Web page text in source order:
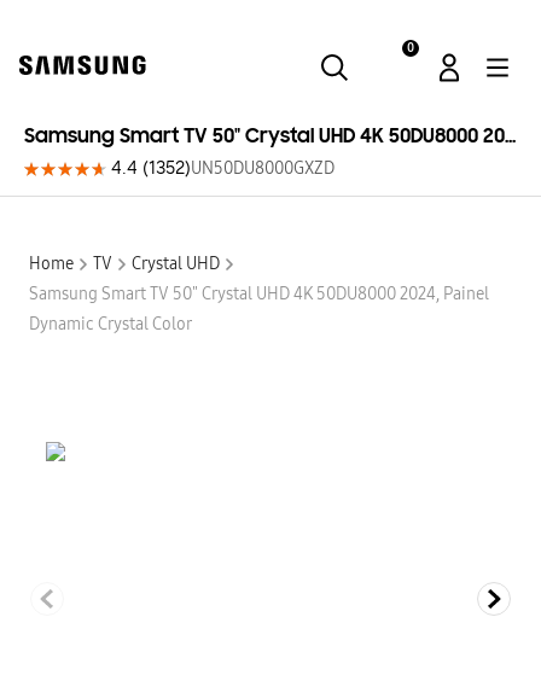
Samsung
0
Samsung Smart TV 50" Crystal UHD 4K 50DU8000 2024
4.4 (1352)UN50DU8000GXZD
Home TV
Crystal UHD
Samsung Smart TV 50" Crystal UHD 4K 50DU8000 2024, Painel
Dynamic Crystal Color